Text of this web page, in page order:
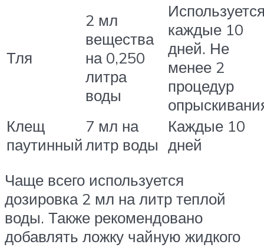
Тля
2 мл
вещества
на 0,250
литра
воды
каждые 10
дней. Не
менее 2
процедур
Клещ
паутинный
7 мл на
литр воды
Каждые 10
дней
Чаще всего используется
дозировка 2 мл на литр теплой
воды. Также рекомендовано
добавлять ложку чайную жидкого